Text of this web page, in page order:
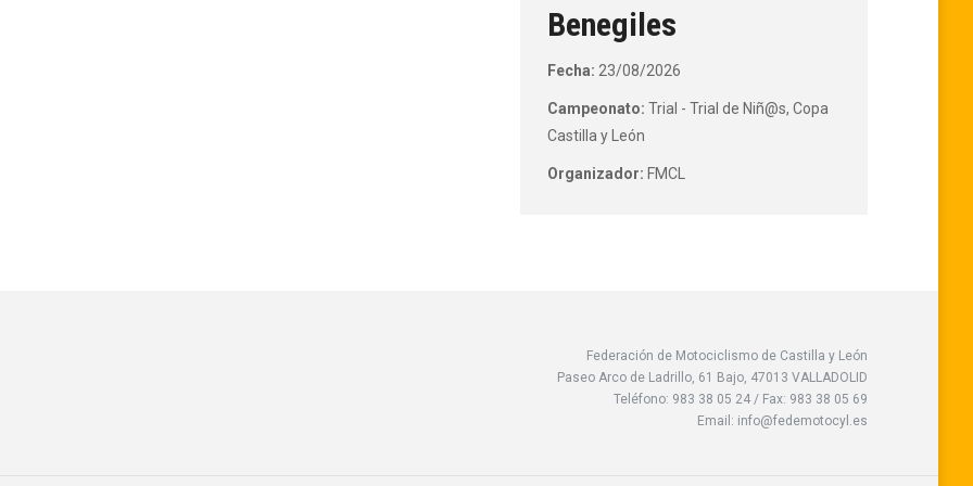
Benegiles
Fecha: 23/08/2026
Campeonato: Trial - Trial de Niñ@s, Copa
Castilla y León
Organizador: FMCL
Federación de Motociclismo de Castilla y León
Paseo Arco de Ladrillo, 61 Bajo, 47013 VALLADOLID
Teléfono: 983 38 05 24 / Fax: 983 38 05 69
Email: info@fedemotocyl.es